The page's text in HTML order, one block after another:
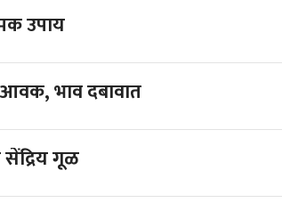
उपाय
आवक, भाव दबावात
गूळ